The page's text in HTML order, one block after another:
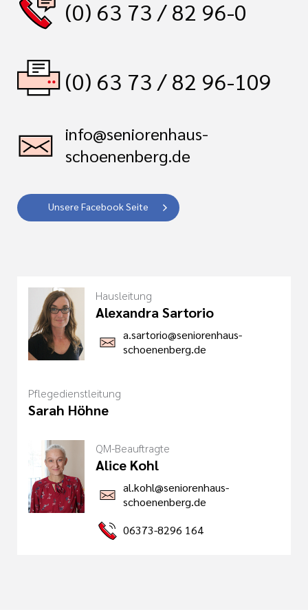
(0) 63 73 / 82 96-0
(0) 63 73 / 82 96-109
info@seniorenhaus-
schoenenberg.de
Unsere Facebook Seite
Hausleitung
Alexandra Sartorio
a.sartorio@seniorenhaus-
schoenenberg.de
Pflegedienstleitung
Sarah Höhne
QM-Beauftragte
Alice Kohl
al.kohl@seniorenhaus-
schoenenberg.de
06373-8296 164